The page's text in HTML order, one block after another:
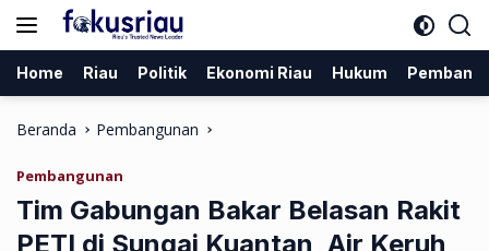
Langsung
Home Riau Politik Ekonomi Riau Hukum
Beranda Pembangunan
Pembangunan
Tim Gabungan Bakar Belasan Rakit
PETI di Sungai Kuantan, Air Keruh